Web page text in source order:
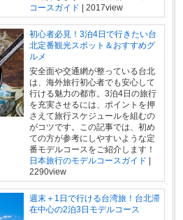
コースガイド
2017view
初心者必見！3泊4日で行きたい台
北定番観光スポット＆おすすめグ
ルメ
安全面や交通網が整っている台北
は、海外旅行初心者でも安心して
行ける魅力の都市。3泊4日の旅行
を充実させるには、ポイントを押
さえて旅行スケジュールを組むの
がコツです。この記事では、初め
ての方が参考にしやすいような定
番モデルコースをご紹介します！
日本旅行のモデルコースガイド
2290view
週末＋1日で行ける台湾旅！台北滞
在中心の2泊3日モデルコース